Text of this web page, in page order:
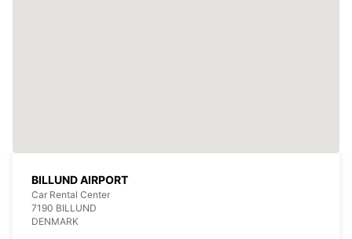
BILLUND AIRPORT
Car Rental Center
7190 BILLUND
DENMARK